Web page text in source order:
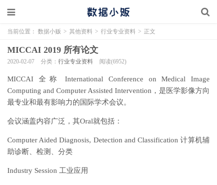
当前位置： 数据小贩 > 其他资料 > 行业专业资料 > 正文
MICCAI 2019 所有论文
2020-02-07 分类： 行业专业资料 阅读(6952)
MICCAI 全称 International Conference on Medical Image
Computing and Computer Assisted Intervention，是医学影像方向
最专业和最有影响力的国际学术会议。
会议涵盖内容广泛，其Oral就包括：
Computer Aided Diagnosis, Detection and Classification 计算机辅
助诊断、检测、分类
Industry Session 工业应用